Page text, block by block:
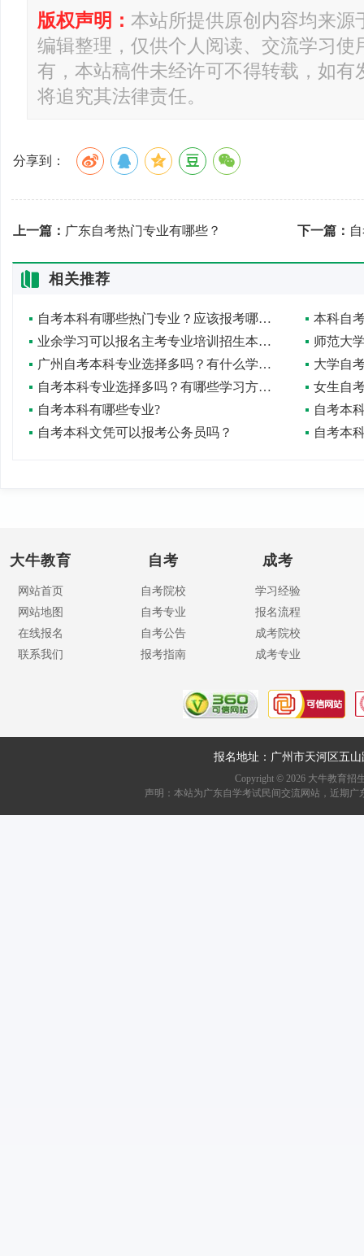
版权声明： 本站所提供原创内容均来源
编辑整理，仅供个人阅读、交流学习使
有，本站稿件未经许可不得转载，如有
将追究其法律责任。
分享到：
上一篇： 广东自考热门专业有哪些？ 下一篇：
相关推荐
自考本科有哪些热门专业？应该报考哪个？
本科自
业余学习可以报名主考专业培训招生本科吗？
师范大
广州自考本科专业选择多吗？有什么学习方式？
大学自
自考本科专业选择多吗？有哪些学习方式？
女生自
自考本科有哪些专业?
自考本
自考本科文凭可以报考公务员吗？
自考本
大牛教育
网站首页
网站地图
在线报名
联系我们
自考
自考院校
自考专业
自考公告
报考指南
成考
学习经验
报名流程
成考院校
成考专业
报名地址：广州市天河区五
Copyright © 2026大牛教育招
声明：本站为广东自学考试民间交流网站，近期